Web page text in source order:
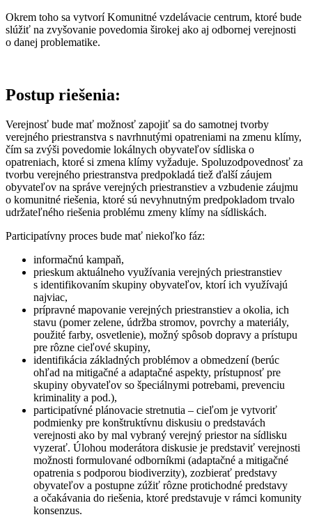
Okrem toho sa vytvorí Komunitné vzdelávacie centrum, ktoré bude
slúžiť na zvyšovanie povedomia širokej ako aj odbornej verejnosti
o danej problematike.
Postup riešenia:
Verejnosť bude mať možnosť zapojiť sa do samotnej tvorby
verejného priestranstva s navrhnutými opatreniami na zmenu klímy,
čím sa zvýši povedomie lokálnych obyvateľov sídliska o
opatreniach, ktoré si zmena klímy vyžaduje. Spoluzodpovednosť za
tvorbu verejného priestranstva predpokladá tiež ďalší záujem
obyvateľov na správe verejných priestranstiev a vzbudenie záujmu
o komunitné riešenia, ktoré sú nevyhnutným predpokladom trvalo
udržateľného riešenia problému zmeny klímy na sídliskách.
Participatívny proces bude mať niekoľko fáz:
informačnú kampaň,
prieskum aktuálneho využívania verejných priestranstiev
s identifikovaním skupiny obyvateľov, ktorí ich využívajú
najviac,
prípravné mapovanie verejných priestranstiev a okolia, ich
stavu (pomer zelene, údržba stromov, povrchy a materiály,
použité farby, osvetlenie), možný spôsob dopravy a prístupu
pre rôzne cieľové skupiny,
identifikácia základných problémov a obmedzení (berúc
ohľad na mitigačné a adaptačné aspekty, prístupnosť pre
skupiny obyvateľov so špeciálnymi potrebami, prevenciu
kriminality a pod.),
participatívné plánovacie stretnutia – cieľom je vytvoriť
podmienky pre konštruktívnu diskusiu o predstavách
verejnosti ako by mal vybraný verejný priestor na sídlisku
vyzerať. Úlohou moderátora diskusie je predstaviť verejnosti
možnosti formulované odborníkmi (adaptačné a mitigačné
opatrenia s podporou biodiverzity), zozbierať predstavy
obyvateľov a postupne zúžiť rôzne protichodné predstavy
a očakávania do riešenia, ktoré predstavuje v rámci komunity
konsenzus.